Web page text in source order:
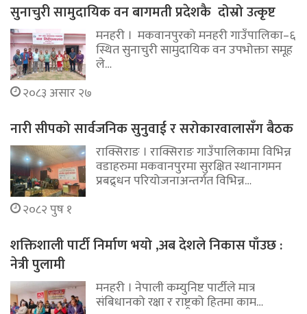
सुनाचुरी सामुदायिक वन बागमती प्रदेशकै दोस्रो उत्कृष्ट
मनहरी । मकवानपुरको मनहरी गाउँपालिका–६
स्थित सुनाचुरी सामुदायिक वन उपभोक्ता समूह
ले…
२०८३ असार २७
नारी सीपको सार्वजनिक सुनुवाई र सरोकारवालासँग बैठक
राक्सिराङ । राक्सिराङ गाउँपालिकामा विभिन्न
वडाहरुमा मकवानपुरमा सुरक्षित स्थानागमन
प्रबद्र्धन परियोजनाअन्तर्गत विभिन्न…
२०८२ पुष १
शक्तिशाली पार्टी निर्माण भयो ,अब देशले निकास पाँउछ :
नेत्री पुलामी
मनहरी । नेपाली कम्युनिष्ट पार्टीले मात्र
संबिधानको रक्षा र राष्ट्रको हितमा काम…